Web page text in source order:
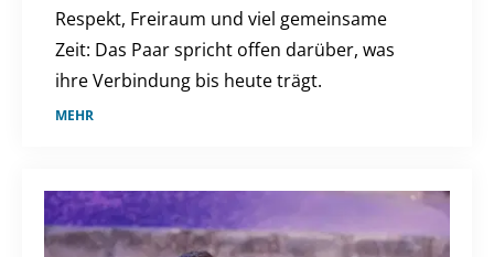
Respekt, Freiraum und viel gemeinsame
Zeit: Das Paar spricht offen darüber, was
ihre Verbindung bis heute trägt.
MEHR